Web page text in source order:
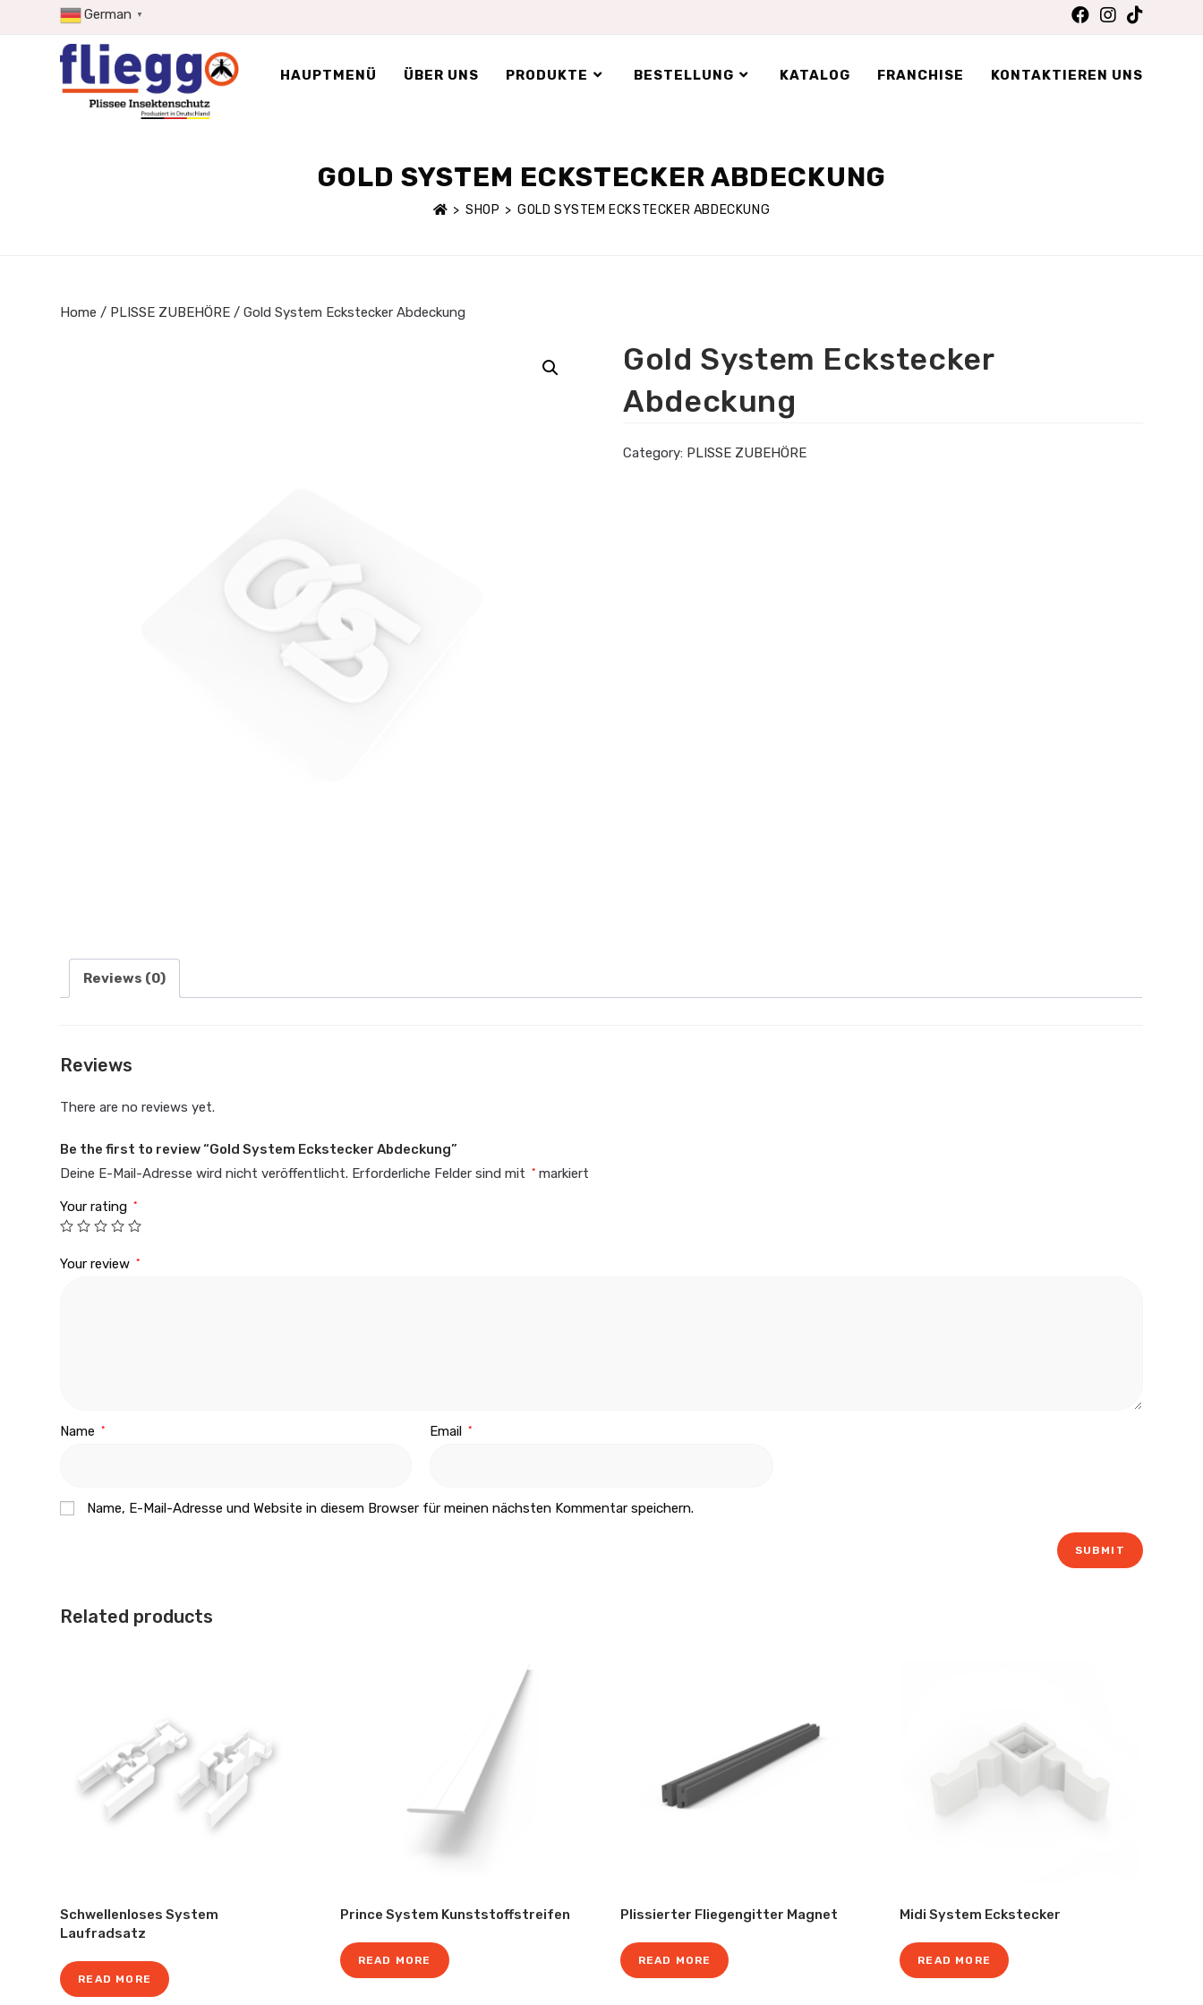
German ▼
HAUPTMENÜ ÜBER UNS PRODUKTE BESTELLUNG KATALOG FRANCHISE KONTAKTIEREN UNS
GOLD SYSTEM ECKSTECKER ABDECKUNG
> SHOP > GOLD SYSTEM ECKSTECKER ABDECKUNG
Home / PLISSE ZUBEHÖRE / Gold System Eckstecker Abdeckung
Gold System Eckstecker
Abdeckung
Category: PLISSE ZUBEHÖRE
Reviews (0)
Reviews
There are no reviews yet.
Be the first to review “Gold System Eckstecker Abdeckung”
Deine E-Mail-Adresse wird nicht veröffentlicht. Erforderliche Felder sind mit * markiert
Your rating *
Your review *
Name * Email *
Name, E-Mail-Adresse und Website in diesem Browser für meinen nächsten Kommentar speichern.
Related products
Schwellenloses System
Laufradsatz
READ MORE
Prince System Kunststoffstreifen
READ MORE
Plissierter Fliegengitter Magnet
READ MORE
Midi System Eckstecker
READ MORE